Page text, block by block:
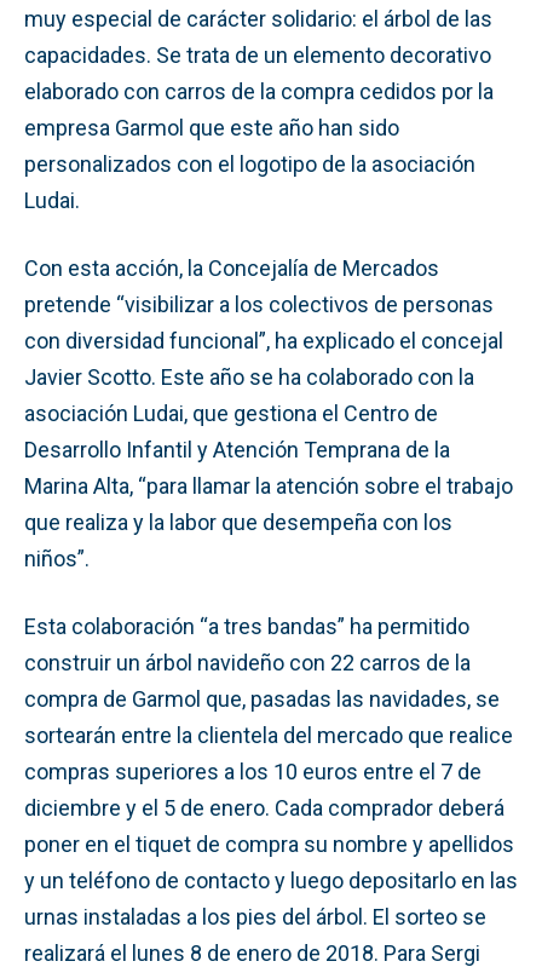
muy especial de carácter solidario: el árbol de las
capacidades. Se trata de un elemento decorativo
elaborado con carros de la compra cedidos por la
empresa Garmol que este año han sido
personalizados con el logotipo de la asociación
Ludai.
Con esta acción, la Concejalía de Mercados
pretende “visibilizar a los colectivos de personas
con diversidad funcional”, ha explicado el concejal
Javier Scotto. Este año se ha colaborado con la
asociación Ludai, que gestiona el Centro de
Desarrollo Infantil y Atención Temprana de la
Marina Alta, “para llamar la atención sobre el trabajo
que realiza y la labor que desempeña con los
niños”.
Esta colaboración “a tres bandas” ha permitido
construir un árbol navideño con 22 carros de la
compra de Garmol que, pasadas las navidades, se
sortearán entre la clientela del mercado que realice
compras superiores a los 10 euros entre el 7 de
diciembre y el 5 de enero. Cada comprador deberá
poner en el tiquet de compra su nombre y apellidos
y un teléfono de contacto y luego depositarlo en las
urnas instaladas a los pies del árbol. El sorteo se
realizará el lunes 8 de enero de 2018. Para Sergi